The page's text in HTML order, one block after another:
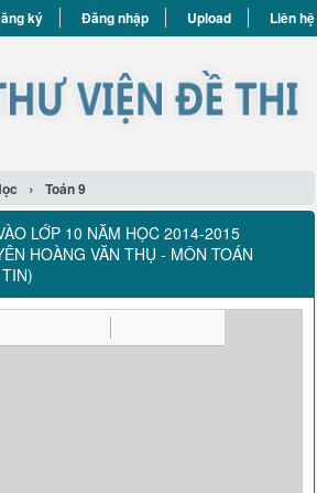
ký Đăng nhập Upload Liên hệ
› Toán 9
LỚP 10 NĂM HỌC 2014-2015
HOÀNG VĂN THỤ - MÔN TOÁN